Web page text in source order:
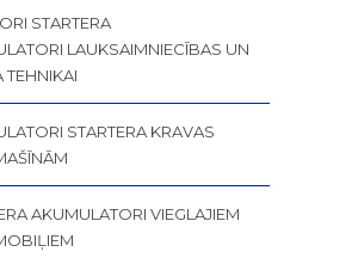
STARTERA
LAUKSAIMNIECĪBAS UN
TEHNIKAI
STARTERA KRAVAS
AKUMULATORI VIEGLAJIEM